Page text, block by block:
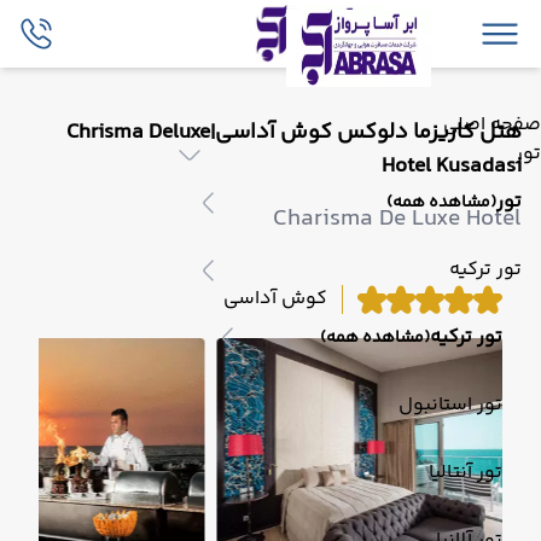
صفحه اصلی
تور
تور(مشاهده همه)
تور ترکیه
تور ترکیه(مشاهده همه)
تور استانبول
تور آنتالیا
هتل کاریزما دلوکس کوش آداسی|Chrisma Deluxe
Hotel Kusadasi
Charisma De Luxe Hotel
کوش آداسی